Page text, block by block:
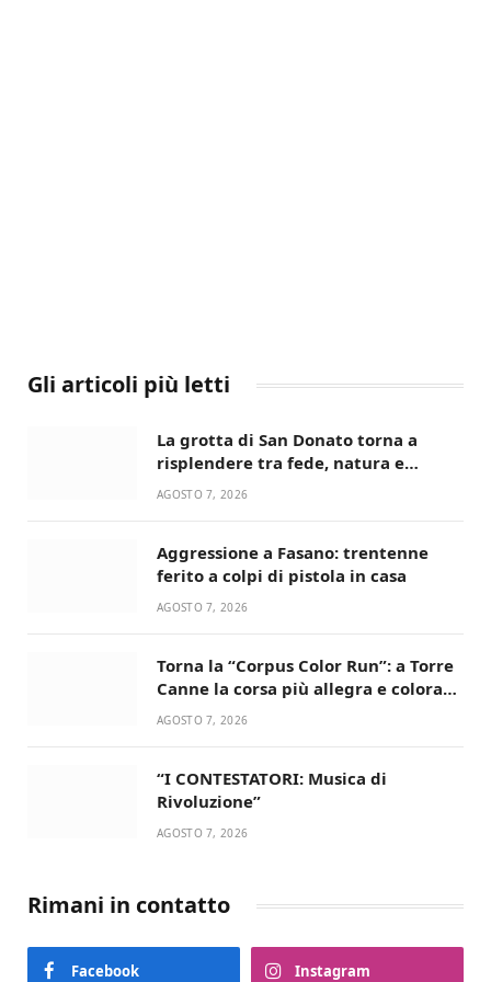
Gli articoli più letti
La grotta di San Donato torna a
risplendere tra fede, natura e
devozione
AGOSTO 7, 2026
Aggressione a Fasano: trentenne
ferito a colpi di pistola in casa
AGOSTO 7, 2026
Torna la “Corpus Color Run”: a Torre
Canne la corsa più allegra e colorata
dell’estate!
AGOSTO 7, 2026
“I CONTESTATORI: Musica di
Rivoluzione”
AGOSTO 7, 2026
Rimani in contatto
Facebook Instagram